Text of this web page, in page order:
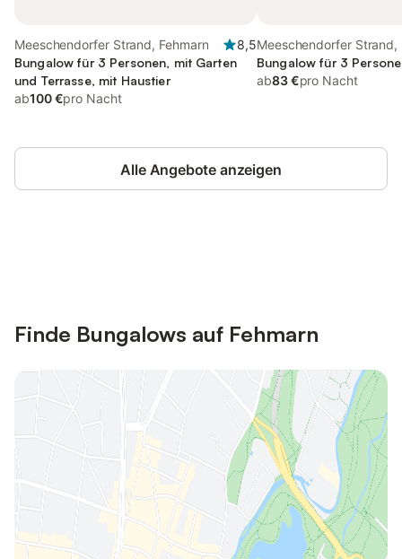
Meeschendorfer Strand, Fehmarn
8,5
Bungalow für 3 Personen, mit Garten
und Terrasse, mit Haustier
ab100 €pro Nacht
Meeschendorfer Strand,
Südstrand
Bungalow für 3
ab83 €pro Nacht
Alle Angebote anzeigen
Finde Bungalows auf Fehmarn